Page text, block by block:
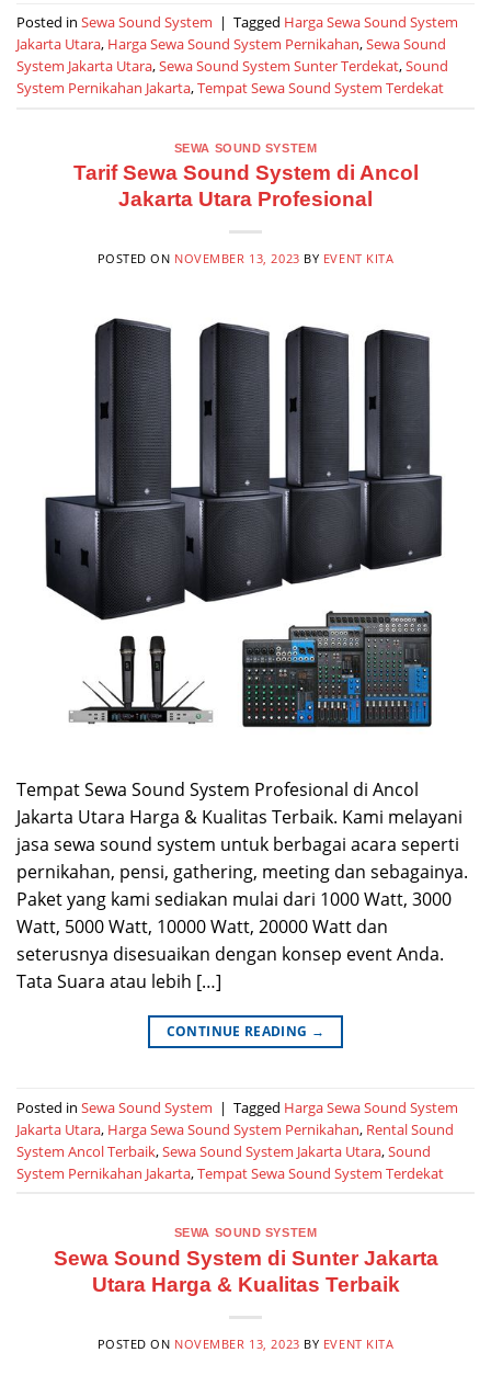
Posted in Sewa Sound System | Tagged Harga Sewa Sound System
Jakarta Utara, Harga Sewa Sound System Pernikahan,Sewa Sound
System Jakarta Utara,Sewa Sound System Sunter Terdekat,Sound
System Pernikahan Jakarta,Tempat Sewa Sound System Terdekat
SEWA SOUND SYSTEM
Tarif Sewa Sound System di Ancol
Jakarta Utara Profesional
POSTED ON NOVEMBER 13, 2023 BY EVENT KITA
Tempat Sewa Sound System Profesional di Ancol
Jakarta Utara Harga & Kualitas Terbaik. Kami melayani
jasa sewa sound system untuk berbagai acara seperti
pernikahan, pensi, gathering, meeting dan sebagainya.
Paket yang kami sediakan mulai dari 1000 Watt, 3000
Watt, 5000 Watt, 10000 Watt, 20000 Watt dan
seterusnya disesuaikan dengan konsep event Anda.
Tata Suara atau lebih […]
CONTINUE READING →
Posted in Sewa Sound System | Tagged Harga Sewa Sound System
Jakarta Utara, Harga Sewa Sound System Pernikahan, Rental Sound
System Ancol Terbaik,Sewa Sound System Jakarta Utara,Sound
System Pernikahan Jakarta,Tempat Sewa Sound System Terdekat
SEWA SOUND SYSTEM
Sewa Sound System di Sunter Jakarta
Utara Harga & Kualitas Terbaik
POSTED ON NOVEMBER 13, 2023 BY EVENT KITA